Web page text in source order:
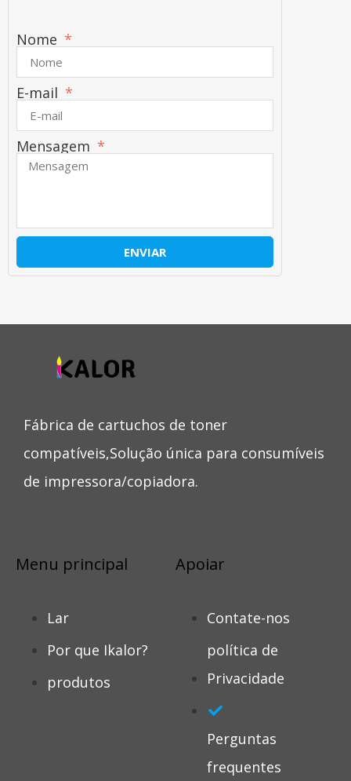
Nome
E-mail
Mensagem
ENVIAR
Fábrica de cartuchos de toner
compatíveis,Solução única para consumíveis
de impressora/copiadora.
Menu principal
Lar
Por que Ikalor?
produtos
Apoiar
Contate-nos
política de
Privacidade
Perguntas
frequentes